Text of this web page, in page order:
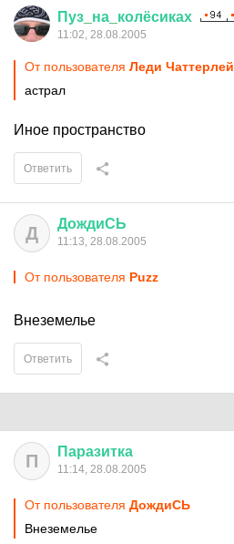
Пуз на колёсиках
11:02, 28.08.2005
От пользователя Леди Чаттерлей
астрал
Иное пространство
Ответить
Д ДождиСЬ
11:13, 28.08.2005
От пользователя Puzz
Внеземелье
Ответить
П Паразитка
11:14, 28.08.2005
От пользователя ДождиСЬ
Внеземелье